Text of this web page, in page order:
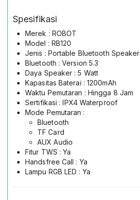
Spesifikasi
Merek : ROBOT
Model : RB120
Jenis : Portable Bluetooth Speaker
Bluetooth : Version 5.3
Daya Speaker : 5 Watt
Kapasitas Baterai : 1200mAh
Waktu Pemutaran : Hingga 8 Jam
Sertifikasi : IPX4 Waterproof
Mode Pemutaran :
Bluetooth
TF Card
AUX Audio
Fitur TWS : Ya
Handsfree Call : Ya
Lampu RGB LED : Ya